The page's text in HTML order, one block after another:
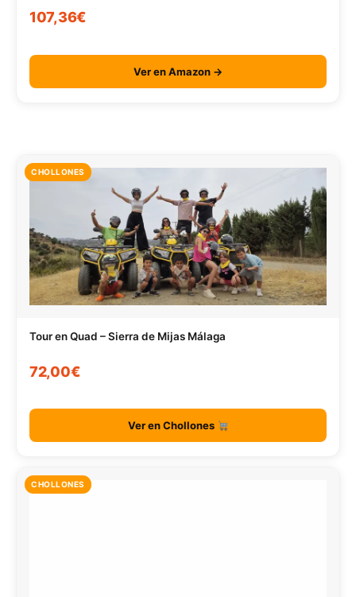
107,36€
Ver en Amazon →
CHOLLONES
Tour en Quad – Sierra de Mijas Málaga
72,00€
Ver en Chollones
CHOLLONES